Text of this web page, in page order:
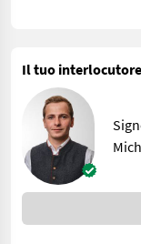
Il tuo interlocutore